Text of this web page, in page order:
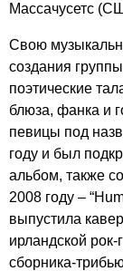
Массачусетс
Свою
создания группы
поэтические
блюза, фанка и
певицы под
году и был
альбом, также
2008 году – “
выпустила
ирландской рок-
сборника-